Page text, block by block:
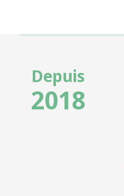
Depuis
2018